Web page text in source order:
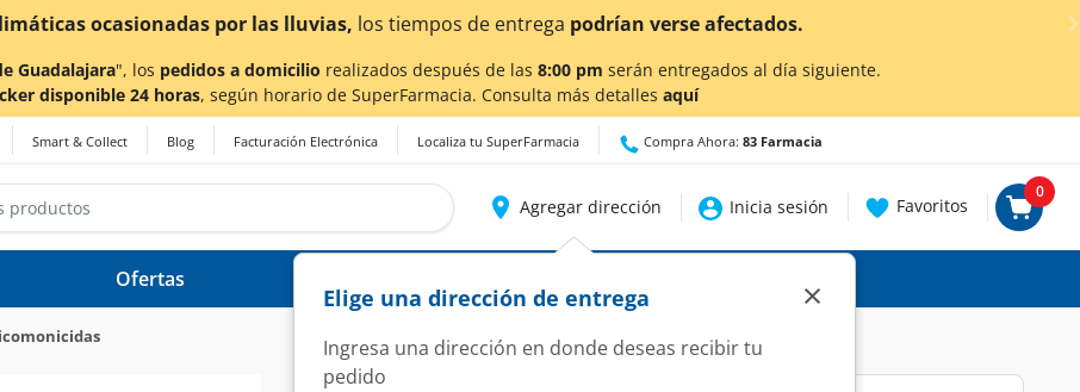
afectados. ¡Ahora también
Guadalajara", los pedidos a domicilio realizados después de las 8:00 pm serán entregados al día siguiente.
disponible 24 horas, según horario de SuperFarmacia. Consulta más detalles aquí
Smart & Collect Blog Facturación Electrónica Localiza tu SuperFarmacia Compra Ahora: 83 Farmacia
Agregar dirección
Elige una dirección de entrega
Ingresa una dirección en donde deseas recibir tu
pedido
×
Inicia sesión Favoritos
0
Ofertas